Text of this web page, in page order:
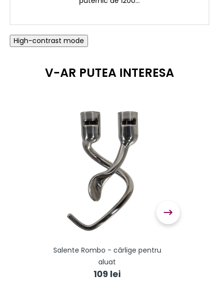
High-contrast mode
Salente Rombo - cârlige pentru
aluat
109 lei